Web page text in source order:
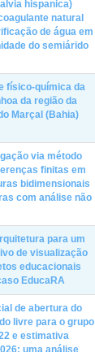
hispanica)
natural
de água em
do semiárido
físico-química da
da região da
Marçal (Bahia)
via método
finitas em
bidimensionais
com análise não
para um
de visualização
educacionais
EducaRA
de abertura do
livre para o grupo
e estimativa
uma análise